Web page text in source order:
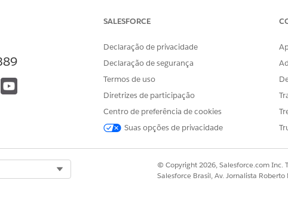
Esse componente ajuda a definir o período para o qual o
ESTE ARTIGO RESOLVEU SEU PROBLEMA?
Diga-nos para podermos melhorar!
SALESFORCE
Declaração de privacidade
Declaração de segurança
Termos de uso
Diretrizes de participação
Centro de preferência de cookies
Suas opções de privacidade
© Copyright 2026, Salesforce.com Inc.
Salesforce Brasil, Av. Jornalista